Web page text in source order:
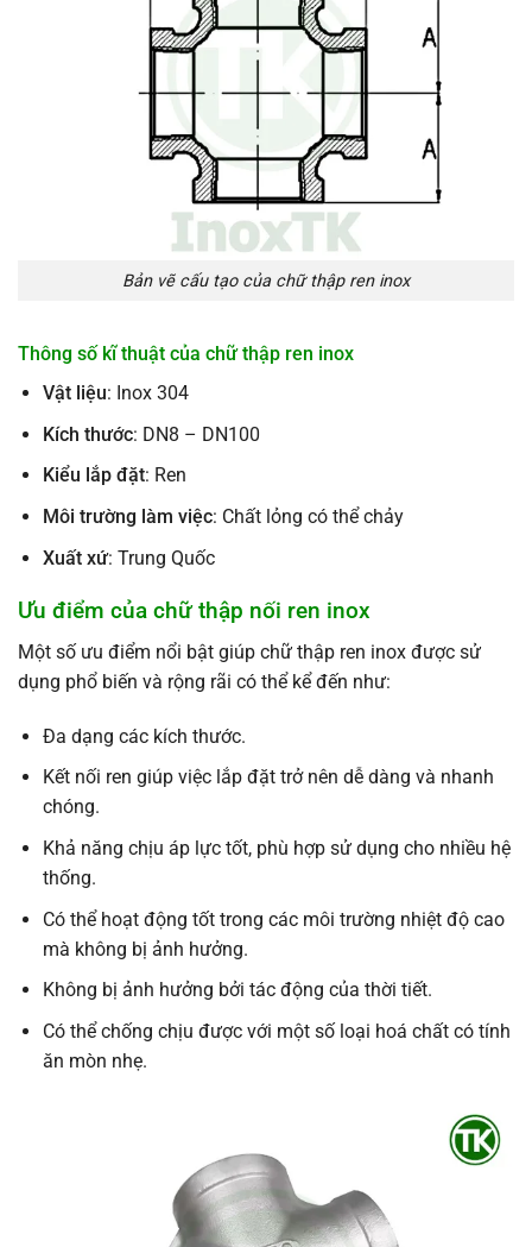
Bản vẽ cấu tạo của chữ thập ren inox
Thông số kĩ thuật của chữ thập ren inox
Vật liệu: Inox 304
Kích thước: DN8 – DN100
Kiểu lắp đặt: Ren
Môi trường làm việc: Chất lỏng có thể chảy
Xuất xứ: Trung Quốc
Ưu điểm của chữ thập nối ren inox
Một số ưu điểm nổi bật giúp chữ thập ren inox được sử
dụng phổ biến và rộng rãi có thể kể đến như:
Đa dạng các kích thước.
Kết nối ren giúp việc lắp đặt trở nên dễ dàng và nhanh
chóng.
Khả năng chịu áp lực tốt, phù hợp sử dụng cho nhiều hệ
thống.
Có thể hoạt động tốt trong các môi trường nhiệt độ cao
mà không bị ảnh hưởng.
Không bị ảnh hưởng bởi tác động của thời tiết.
Có thể chống chịu được với một số loại hoá chất có tính
ăn mòn nhẹ.